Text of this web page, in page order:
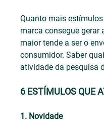
Quanto mais
marca consegue gerar
maior tende a ser o
consumidor. Saber
atividade da pesquisa
6 ESTÍMULOS QUE
1. Novidade